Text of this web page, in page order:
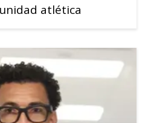
atlética